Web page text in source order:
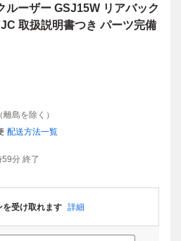
ルーザー GSJ15W リアバック
取扱説明書つき パーツ完備
離島を除く）
配送方法一覧
59分 終了
を受け取れます 詳細